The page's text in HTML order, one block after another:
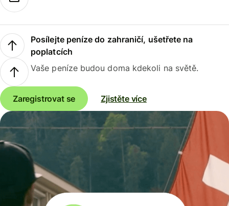
Posílejte peníze do zahraničí, ušetřete na
poplatcích
Vaše peníze budou doma kdekoli na světě.
Zaregistrovat se Zjistěte více